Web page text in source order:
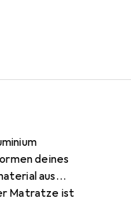
deines
aus
Matratze ist